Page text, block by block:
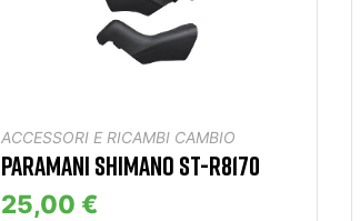
ACCESSORI E RICAMBI CAMBIO
PARAMANI SHIMANO ST-R8170
25,00 €